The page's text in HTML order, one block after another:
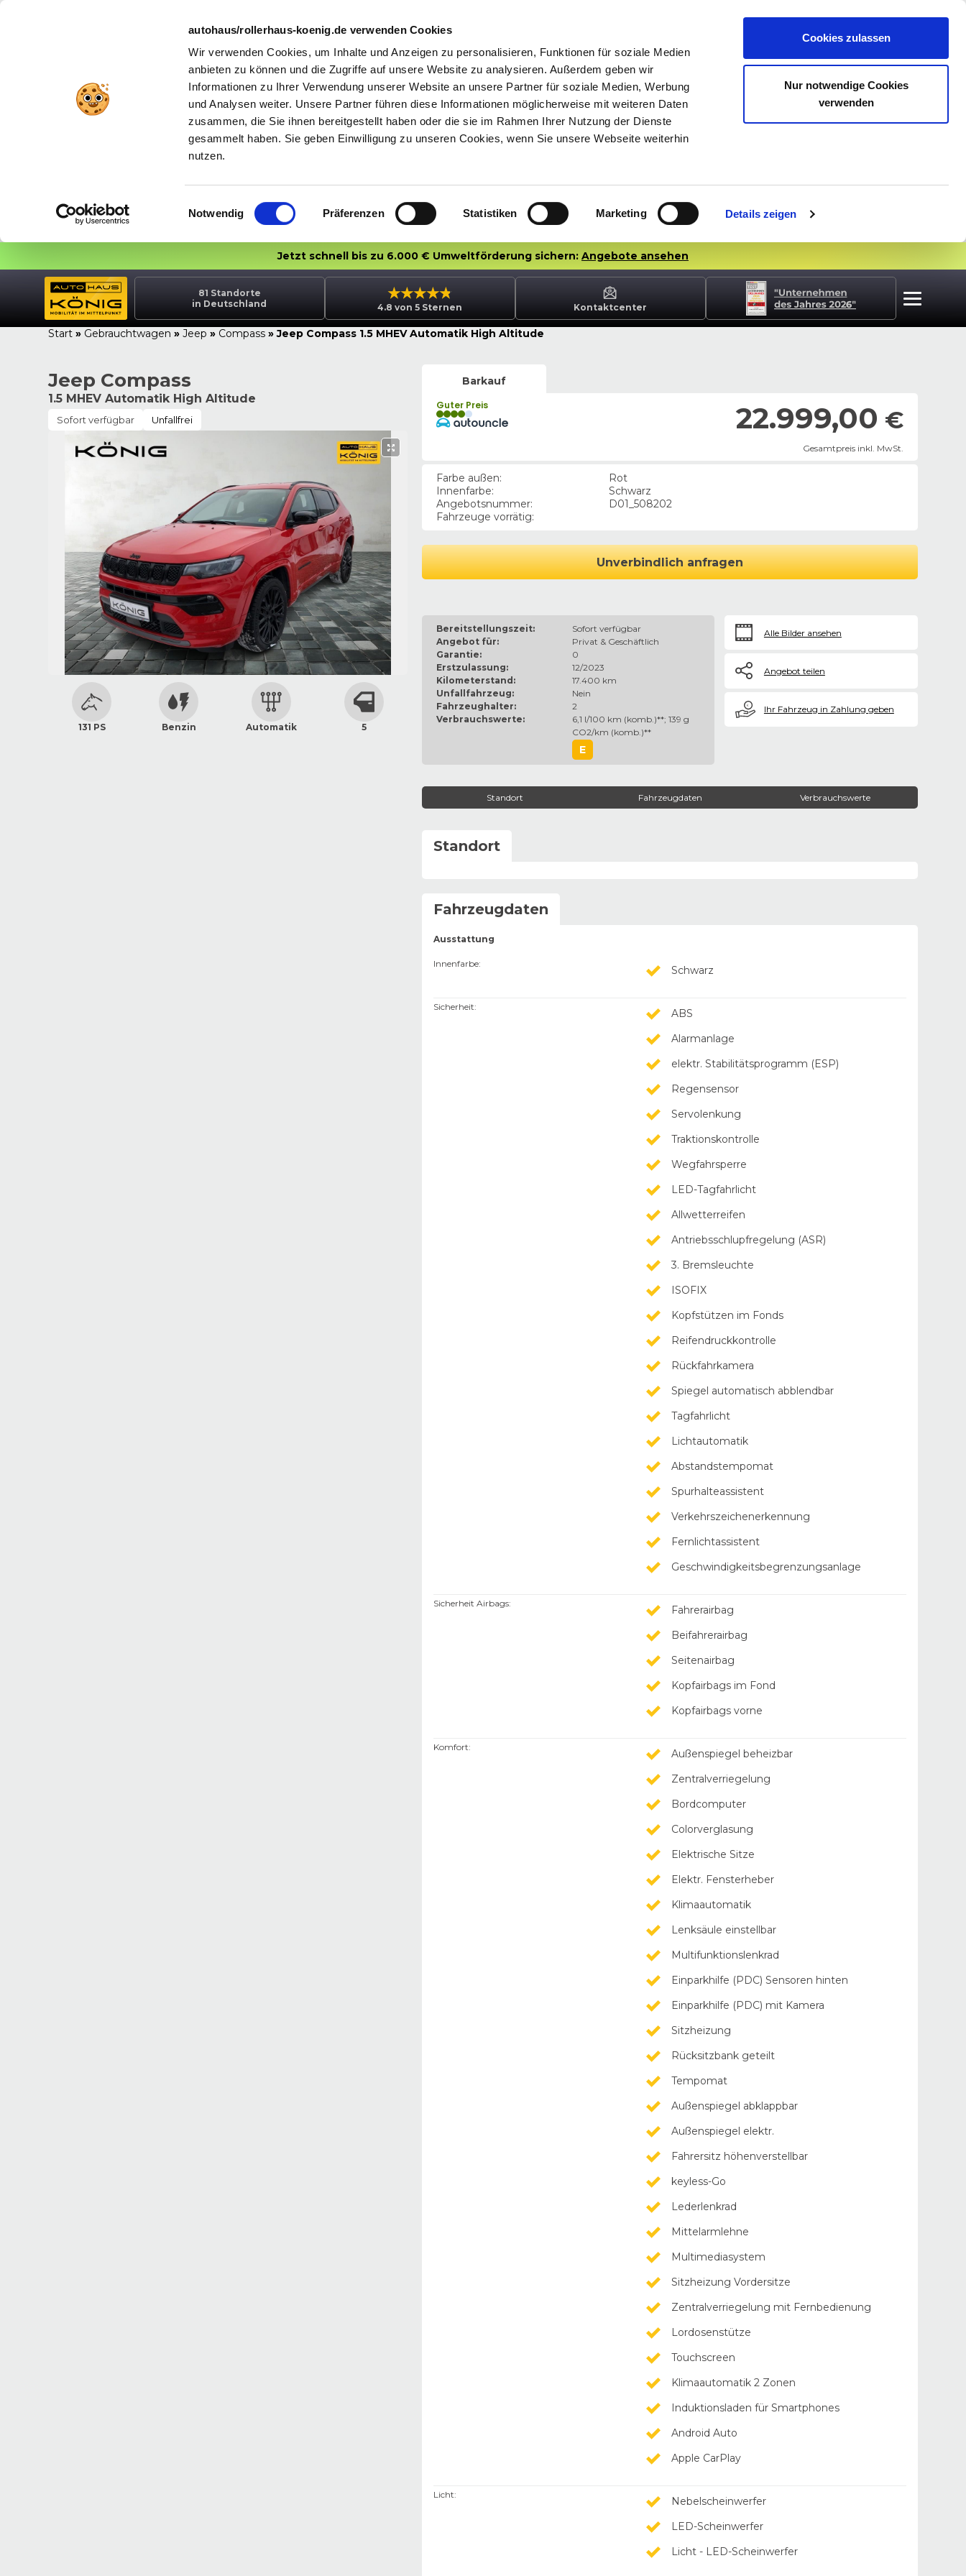
autohaus/rollerhaus-koenig.de verwenden Cookies
Wir verwenden Cookies, um Inhalte und Anzeigen zu personalisieren, Funktionen für soziale Medien
anbieten zu können und die Zugriffe auf unsere Website zu analysieren. Außerdem geben wir
Informationen zu Ihrer Verwendung unserer Website an unsere Partner für soziale Medien, Werbung
und Analysen weiter. Unsere Partner führen diese Informationen möglicherweise mit weiteren Daten
zusammen, die Sie ihnen bereitgestellt haben oder die sie im Rahmen Ihrer Nutzung der Dienste
gesammelt haben. Sie geben Einwilligung zu unseren Cookies, wenn Sie unsere Webseite weiterhin
nutzen.
Einwilligungsauswahl
Notwendig Präferenzen Statistiken Marketing Details zeigen
Cookies zulassen
Nur notwendige Cookies
verwenden
Jetzt schnell bis zu 6.000 € Umweltförderung sichern: Angebote ansehen
81 Standorte
in Deutschland
4.8 von 5 Sternen Kontaktcenter
Start » Gebrauchtwagen » Jeep » Compass »Jeep Compass 1.5 MHEV Automatik High Altitude
Jeep Compass
1.5 MHEV Automatik High Altitude
Sofort verfügbar Unfallfrei
131 PS Benzin Automatik 5
Barkauf
Guter Preis 22.999,00 €
Gesamtpreis inkl. MwSt.
Farbe außen:
Rot
Innenfarbe:
Schwarz
Angebotsnummer:
D01_508202
Fahrzeuge vorrätig:
Unverbindlich anfragen
Bereitstellungszeit:
Sofort verfügbar
Angebot für:
Privat & Geschäftlich
Garantie:
0
Erstzulassung:
12/2023
Kilometerstand:
17.400 km
Unfallfahrzeug:
Nein
Fahrzeughalter:
2
Verbrauchswerte:
6,1 l/100 km (komb.)**; 139 g
CO2/km (komb.)**
E
Alle Bilder ansehen
Angebot teilen
€ Ihr Fahrzeug in Zahlung geben
Standort Fahrzeugdaten Verbrauchswerte
Standort
Fahrzeugdaten
Ausstattung
Innenfarbe:
Schwarz
Sicherheit:
ABS
Alarmanlage
elektr. Stabilitätsprogramm (ESP)
Regensensor
Servolenkung
Traktionskontrolle
Wegfahrsperre
LED-Tagfahrlicht
Allwetterreifen
Antriebsschlupfregelung (ASR)
3. Bremsleuchte
ISOFIX
Kopfstützen im Fonds
Reifendruckkontrolle
Rückfahrkamera
Spiegel automatisch abblendbar
Tagfahrlicht
Lichtautomatik
Abstandstempomat
Spurhalteassistent
Verkehrszeichenerkennung
Fernlichtassistent
Geschwindigkeitsbegrenzungsanlage
Sicherheit Airbags:
Fahrerairbag
Beifahrerairbag
Seitenairbag
Kopfairbags im Fond
Kopfairbags vorne
Komfort:
Außenspiegel beheizbar
Zentralverriegelung
Bordcomputer
Colorverglasung
Elektrische Sitze
Elektr. Fensterheber
Klimaautomatik
Lenksäule einstellbar
Multifunktionslenkrad
Einparkhilfe (PDC) Sensoren hinten
Einparkhilfe (PDC) mit Kamera
Sitzheizung
Rücksitzbank geteilt
Tempomat
Außenspiegel abklappbar
Außenspiegel elektr.
Fahrersitz höhenverstellbar
keyless-Go
Lederlenkrad
Mittelarmlehne
Multimediasystem
Sitzheizung Vordersitze
Zentralverriegelung mit Fernbedienung
Lordosenstütze
Touchscreen
Klimaautomatik 2 Zonen
Induktionsladen für Smartphones
Android Auto
Apple CarPlay
Licht:
Nebelscheinwerfer
LED-Scheinwerfer
Licht - LED-Scheinwerfer